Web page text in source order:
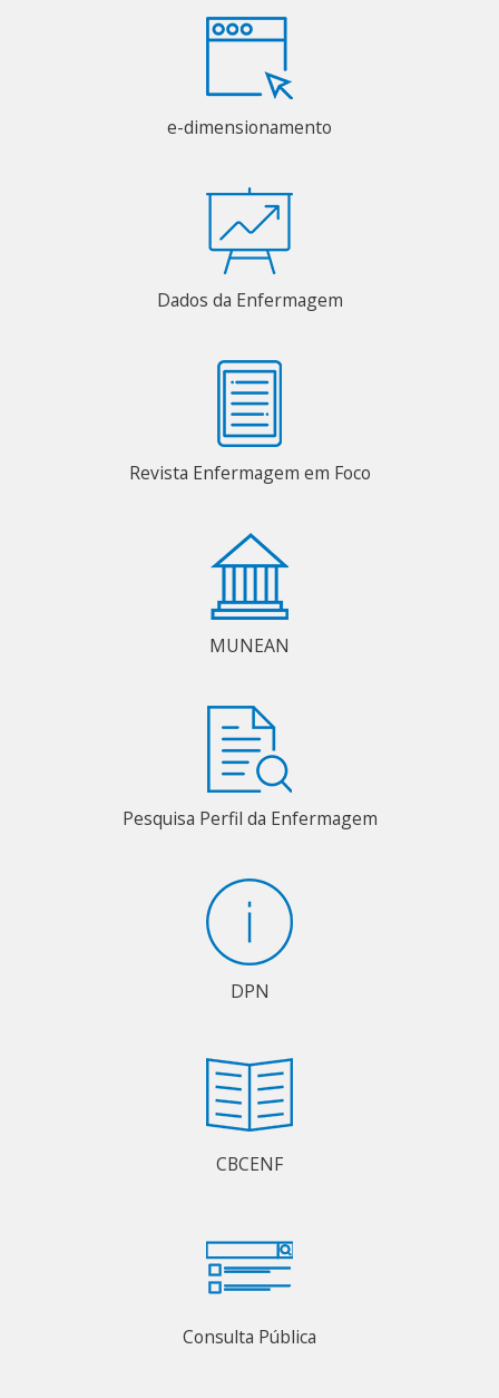
e-dimensionamento
Dados da Enfermagem
Revista Enfermagem em Foco
MUNEAN
Pesquisa Perfil da Enfermagem
DPN
CBCENF
Consulta Pública